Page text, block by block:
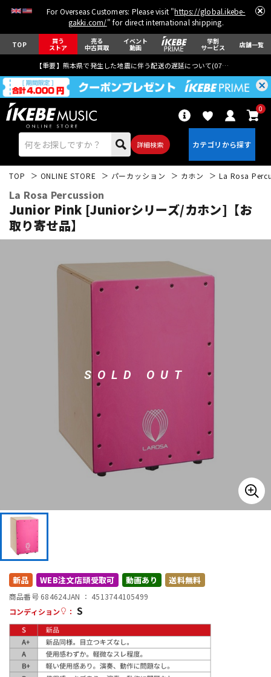
For Overseas Customers: Please visit "https://global.ikebe-
gakki.com/" for direct international shipping.
TOP 買う
ストア
売る
中古買取
イベント
動画
学割
サービス 店舗一覧
【重要】熊本県で発生した地震に伴う配送の遅延について(07月29日
詳細検索
0
ウクレレ
キーボード 電子ピアノ
エフェクター
配信/ライブ機器
中古 ヴィンテージ
TOP ONLINE STORE パーカッション カホン La Rosa
La Rosa Percussion
Junior Pink [Juniorシリーズ/カホン]【お
取り寄せ品】
SOLD OUT
新品 WEB注文店頭受取可 動画あり 送料無料
商品番号 684624JAN ： 4513744105499
コンディション
： S